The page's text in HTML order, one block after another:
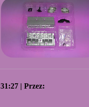
| Przez: